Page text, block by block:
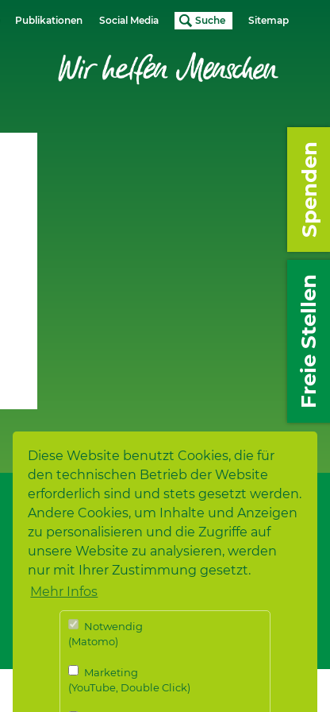
Diese Website benutzt Cookies, die für
den technischen Betrieb der Website
erforderlich sind und stets gesetzt werden.
Andere Cookies, um Inhalte und Anzeigen
zu personalisieren und die Zugriffe auf
unsere Website zu analysieren, werden
nur mit Ihrer Zustimmung gesetzt.
Mehr Infos
Notwendig
(Matomo)
Marketing
(YouTube, Double Click)
Publikationen Social Media Suche Sitemap
Spenden
Freie Stellen